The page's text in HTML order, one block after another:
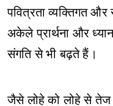
पवित्रता व्यक्तिगत
अकेले प्रार्थना और
संगति से भी बढ़ते हैं।
जैसे लोहे को लोहे से तेज